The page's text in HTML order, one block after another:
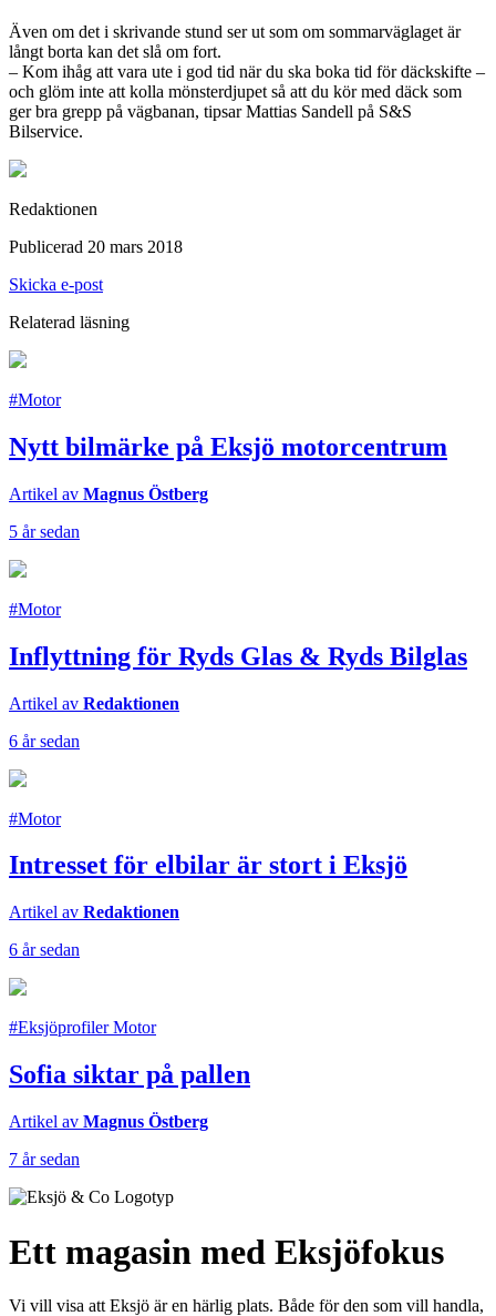
Även om det i skrivande stund ser ut som om sommarväglaget är
långt borta kan det slå om fort.
– Kom ihåg att vara ute i god tid när du ska boka tid för däckskifte –
och glöm inte att kolla mönsterdjupet så att du kör med däck som
ger bra grepp på vägbanan, tipsar Mattias Sandell på S&S
Bilservice.
Redaktionen
Publicerad 20 mars 2018
Skicka e-post
Relaterad läsning
#Motor
Nytt bilmärke på Eksjö motorcentrum
Artikel av Magnus Östberg
5 år sedan
#Motor
Inflyttning för Ryds Glas & Ryds Bilglas
Artikel av Redaktionen
6 år sedan
#Motor
Intresset för elbilar är stort i Eksjö
Artikel av Redaktionen
6 år sedan
#Eksjöprofiler Motor
Sofia siktar på pallen
Artikel av Magnus Östberg
7 år sedan
Ett magasin med Eksjöfokus
Vi vill visa att Eksjö är en härlig plats. Både för den som vill handla,